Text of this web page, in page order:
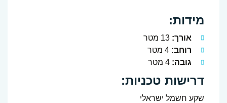
מידות:
אורך:
רוחב:
גובה:
דרישות טכניות:
שקע חשמל ישראלי